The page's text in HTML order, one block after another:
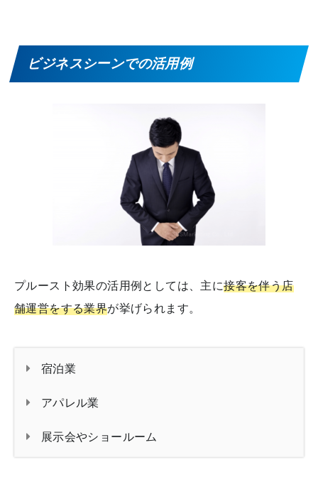
ビジネスシーンでの活用例
プルースト効果の活用例としては、主に接客を伴う店
舗運営をする業界が挙げられます。
宿泊業
アパレル業
展示会やショールーム